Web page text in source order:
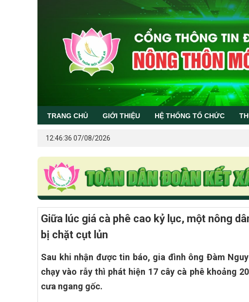
TRANG CHỦ GIỚI THIỆU HỆ THỐNG TỔ CHỨC
12:46:36 07/08/2026
Giữa lúc giá cà phê cao kỷ lục, một nông
bị chặt cụt lủn
Sau khi nhận được tin báo, gia đình ông Đàm
chạy vào rẫy thì phát hiện 17 cây cà phê khoảng
cưa ngang gốc.